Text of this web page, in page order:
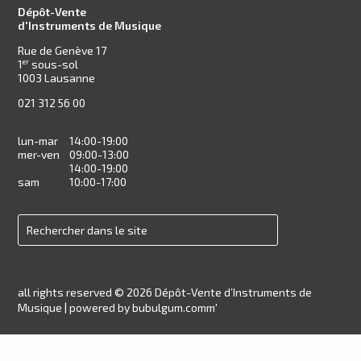
Dépôt-Vente
d'Instruments de Musique
Rue de Genève 17
1er sous-sol
1003 Lausanne
021 312 56 00
lun-mar
14:00-19:00
mer-ven
09:00-13:00
14:00-19:00
sam
10:00-17:00
all rights reserved © 2026 Dépôt-Vente d’Instruments de
Musique |powered by bubulgum.comm'